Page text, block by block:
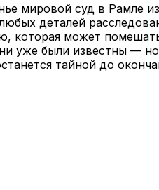
мировой суд в Рамле
деталей
которая может
уже были известны —
тайной до